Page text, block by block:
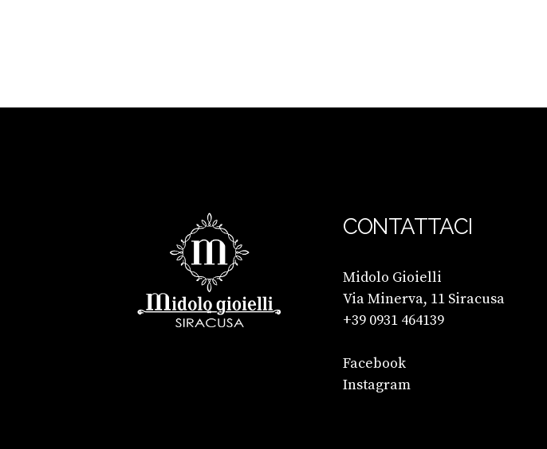
CONTATTACI
Midolo Gioielli
Via Minerva, 11 Siracusa
+39 0931 464139
Facebook
Instagram